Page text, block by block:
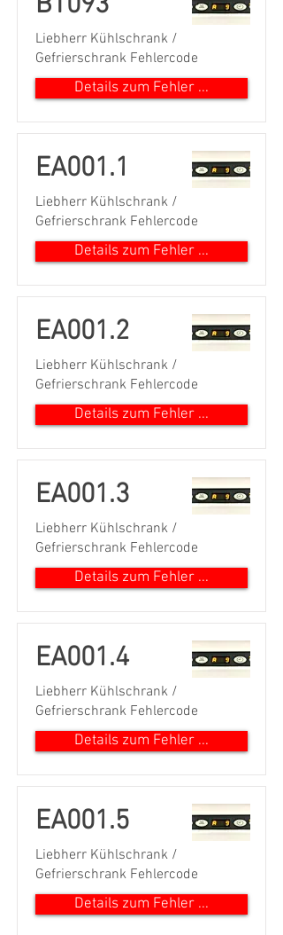
Liebherr Kühlschrank /
Gefrierschrank Fehlercode
Details zum Fehler ...
EA001.1
Liebherr Kühlschrank /
Gefrierschrank Fehlercode
Details zum Fehler ...
EA001.2
Liebherr Kühlschrank /
Gefrierschrank Fehlercode
Details zum Fehler ...
EA001.3
Liebherr Kühlschrank /
Gefrierschrank Fehlercode
Details zum Fehler ...
EA001.4
Liebherr Kühlschrank /
Gefrierschrank Fehlercode
Details zum Fehler ...
EA001.5
Liebherr Kühlschrank /
Gefrierschrank Fehlercode
Details zum Fehler ...